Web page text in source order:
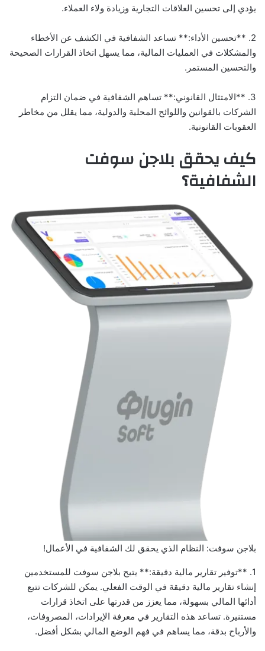
يؤدي إلى تحسين العلاقات التجارية وزيادة ولاء العملاء.
2. **تحسين الأداء:** تساعد الشفافية في الكشف عن الأخطاء
والمشكلات في العمليات المالية، مما يسهل اتخاذ القرارات الصحيحة
والتحسين المستمر.
3. **الامتثال القانوني:** تساهم الشفافية في ضمان التزام
الشركات بالقوانين واللوائح المحلية والدولية، مما يقلل من مخاطر
العقوبات القانونية.
كيف يحقق بلاجن سوفت
الشفافية؟
بلاجن سوفت: النظام الذي يحقق لك الشفافية في الأعمال!
1. **توفير تقارير مالية دقيقة:** يتيح بلاجن سوفت للمستخدمين
إنشاء تقارير مالية دقيقة في الوقت الفعلي. يمكن للشركات تتبع
أدائها المالي بسهولة، مما يعزز من قدرتها على اتخاذ قرارات
مستنيرة. تساعد هذه التقارير في معرفة الإيرادات، المصروفات،
والأرباح بدقة، مما يساهم في فهم الوضع المالي بشكل أفضل.